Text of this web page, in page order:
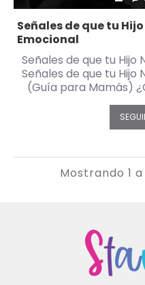
Señales de que tu
Emocional
Señales de que tu Hijo
Señales de que tu Hijo
(Guía para Mamás)
Mostrando 1 a